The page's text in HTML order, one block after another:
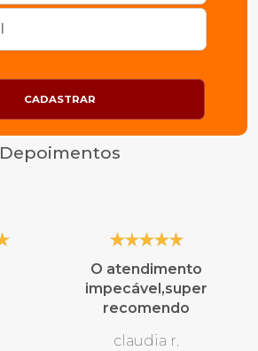
CADASTRAR
Depoimentos
O atendimento
impecável,super
recomendo
claudia r.